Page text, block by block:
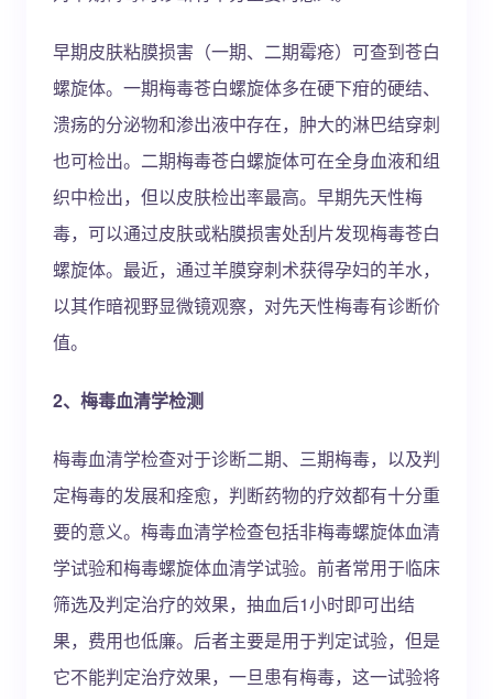
早期皮肤粘膜损害（一期、二期霉疮）可查到苍白
螺旋体。一期梅毒苍白螺旋体多在硬下疳的硬结、
溃疡的分泌物和渗出液中存在，肿大的淋巴结穿刺
也可检出。二期梅毒苍白螺旋体可在全身血液和组
织中检出，但以皮肤检出率最高。早期先天性梅
毒，可以通过皮肤或粘膜损害处刮片发现梅毒苍白
螺旋体。最近，通过羊膜穿刺术获得孕妇的羊水，
以其作暗视野显微镜观察，对先天性梅毒有诊断价
值。
2、梅毒血清学检测
梅毒血清学检查对于诊断二期、三期梅毒，以及判
定梅毒的发展和痊愈，判断药物的疗效都有十分重
要的意义。梅毒血清学检查包括非梅毒螺旋体血清
学试验和梅毒螺旋体血清学试验。前者常用于临床
筛选及判定治疗的效果，抽血后1小时即可出结
果，费用也低廉。后者主要是用于判定试验，但是
它不能判定治疗效果，一旦患有梅毒，这一试验将